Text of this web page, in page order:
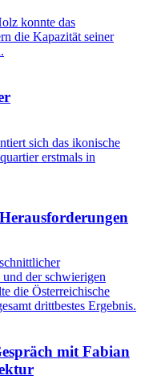
konnte das
die Kapazität seiner
sich das ikonische
erstmals in
und der schwierigen
die Österreichische
drittbestes Ergebnis.
mit Fabian